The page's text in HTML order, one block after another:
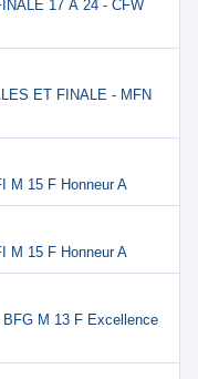
17 À 24 - CFW
ET FINALE - MFN
M 15 F Honneur A
M 15 F Honneur A
M 13 F Excellence